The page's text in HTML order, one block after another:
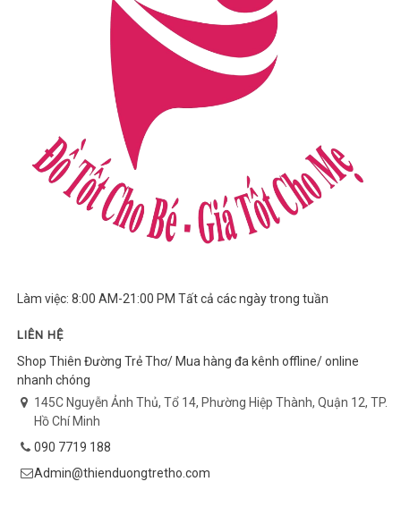
Làm việc: 8:00 AM-21:00 PM Tất cả các ngày trong tuần
LIÊN HỆ
Shop Thiên Đường Trẻ Thơ/ Mua hàng đa kênh offline/ online
nhanh chóng
145C Nguyễn Ảnh Thủ, Tổ 14, Phường Hiệp Thành, Quận 12, TP.
Hồ Chí Minh
090 7719 188
Admin@thienduongtretho.com